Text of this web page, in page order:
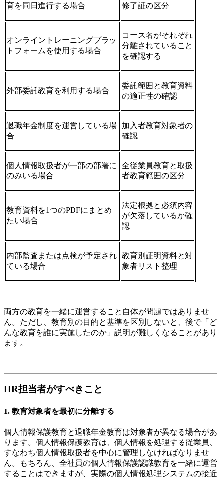
育を同日進行する場合
修了証の区分
オンライントレーニングプラッ
トフォームを使用する場合
コース名がそれぞれ
分離されていること
を確認する
外部委託教育を利用する場合
委託範囲と教育資料
の適正性の確認
退職年金制度を運営している場
合
加入者教育対象者の
確認
個人情報取扱者が一部の部署に
のみいる場合
全従業員教育と取扱
者教育範囲の区分
教育資料を1つのPDFにまとめ
たい場合
法定根拠と必須内容
が欠落しているか確
認
内部監査または点検が予定され
ている場合
教育別証明資料と対
象者リスト整理
両方の教育を一緒に運営すること自体が問題ではありませ
ん。ただし、教育別の目的と基準を区別しないと、後で「ど
んな教育を誰に実施したのか」説明が難しくなることがあり
ます。
HR担当者がすべきこと
1. 教育対象者を最初に分離する
個人情報保護教育と退職年金教育は対象者が異なる場合があ
ります。個人情報保護教育は、個人情報を処理する従業員、
すなわち個人情報取扱者を中心に管理しなければなりませ
ん。もちろん、全社員の個人情報保護認識教育を一緒に運営
することはできますが、実際の個人情報処理システムの接近